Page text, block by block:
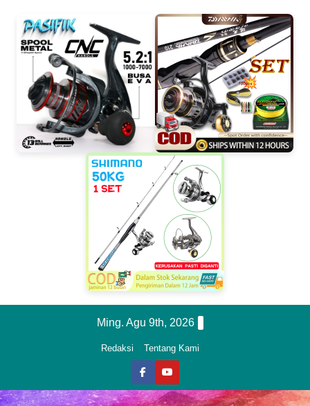
Ming. Agu 9th, 2026
Redaksi Tentang Kami